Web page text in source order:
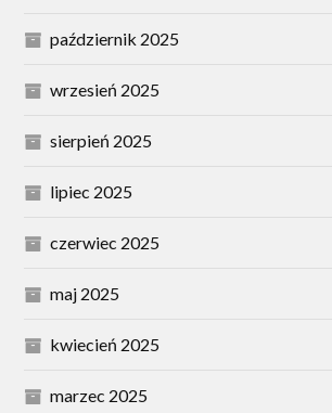
październik 2025
wrzesień 2025
sierpień 2025
lipiec 2025
czerwiec 2025
maj 2025
kwiecień 2025
marzec 2025